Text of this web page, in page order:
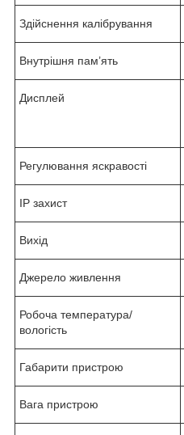
Здійснення калібрування
Внутрішня пам’ять
Дисплей
Регулювання яскравості
IP захист
Вихід
Джерело живлення
Робоча температура/
вологість
Габарити пристрою
Вага пристрою